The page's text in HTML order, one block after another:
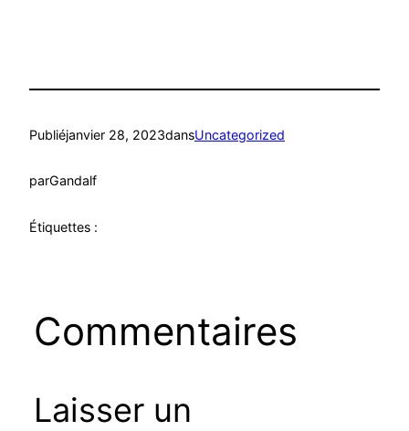
Publiéjanvier 28, 2023dansUncategorized
parGandalf
Étiquettes :
Commentaires
Laisser un